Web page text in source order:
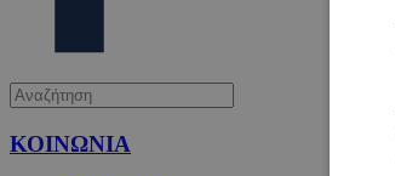
ΚΟΙΝΩΝΙΑ